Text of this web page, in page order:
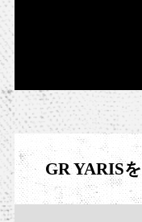
GR YARIS